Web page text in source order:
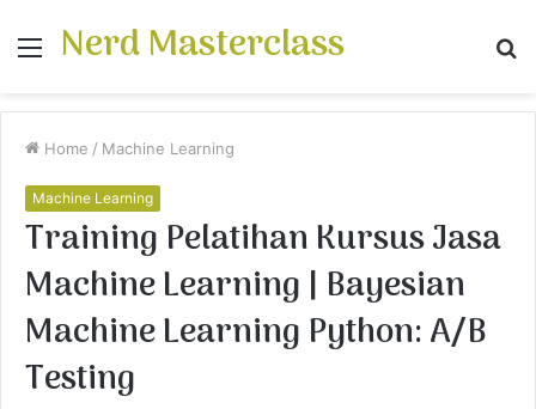
Menu
Nerd Masterclass
Home / Machine Learning
Machine Learning
Training Pelatihan Kursus Jasa
Machine Learning | Bayesian
Machine Learning Python: A/B
Testing